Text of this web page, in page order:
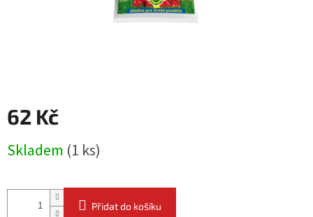
62 Kč
cena:
Skladem (1 ks)
Přidat do košíku